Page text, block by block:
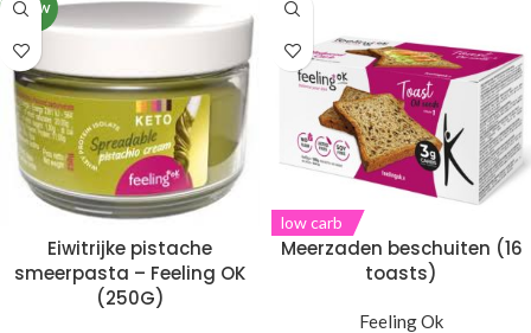
NIEUW
Eiwitrijke pistache
smeerpasta – Feeling OK
(250G)
low carb
Meerzaden beschuiten (16
toasts)
Feeling Ok